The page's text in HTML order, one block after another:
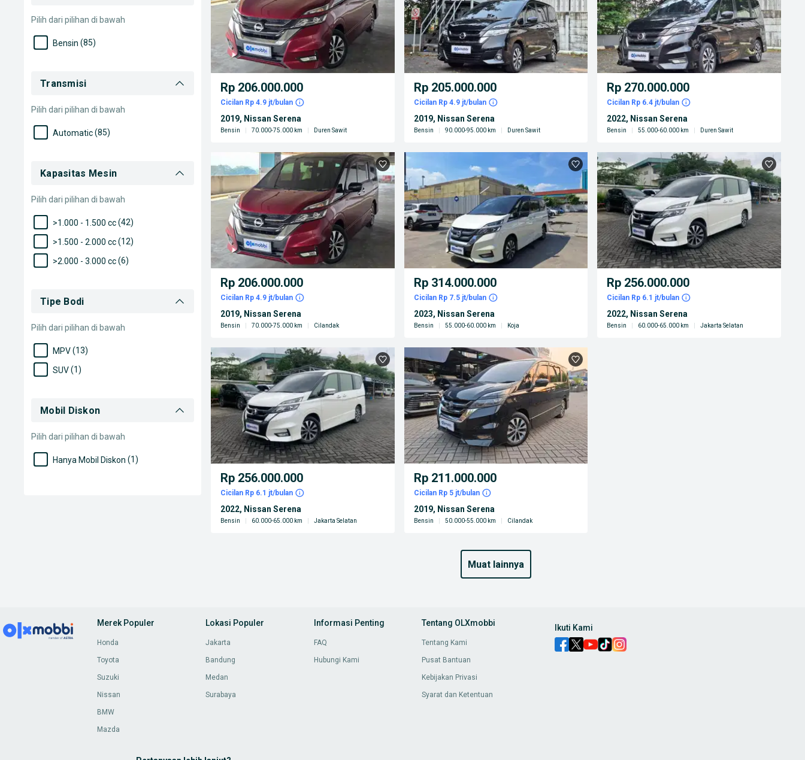
Pilih dari pilihan di bawah
Bensin (85)
Transmisi
Pilih dari pilihan di bawah
Automatic(85)
Kapasitas Mesin
Pilih dari pilihan di bawah
>1.000 - 1.500 cc(42)
>1.500 - 2.000 cc(12)
>2.000 - 3.000 cc(6)
Tipe Bodi
Pilih dari pilihan di bawah
MPV(13)
SUV(1)
Mobil Diskon
Pilih dari pilihan di bawah
Hanya Mobil Diskon (1)
Rp 206.000.000
Cicilan Rp 4.9 jt/bulan
2019, Nissan Serena
Bensin 70.000-75.000 km Duren Sawit
Rp 205.000.000
Cicilan Rp 4.9 jt/bulan
2019, Nissan Serena
Bensin 90.000-95.000 km Duren Sawit
Rp 270.000.000
Cicilan Rp 6.4 jt/bulan
2022, Nissan Serena
Bensin 55.000-60.000 km Duren Sawit
Rp 206.000.000
Cicilan Rp 4.9 jt/bulan
2019, Nissan Serena
Bensin 70.000-75.000 km Cilandak
Rp 314.000.000
Cicilan Rp 7.5 jt/bulan
2023, Nissan Serena
Bensin 55.000-60.000 km Koja
Rp 256.000.000
Cicilan Rp 6.1 jt/bulan
2022, Nissan Serena
Bensin 60.000-65.000 km Jakarta Selatan
Rp 256.000.000
Cicilan Rp 6.1 jt/bulan
2022, Nissan Serena
Bensin 60.000-65.000 km Jakarta Selatan
Rp 211.000.000
Cicilan Rp 5 jt/bulan
2019, Nissan Serena
Bensin 50.000-55.000 km Cilandak
muat lainnya
Merek Populer
Honda
Toyota
Suzuki
Nissan
BMW
Mazda
Lokasi Populer
Jakarta
Bandung
Medan
Surabaya
Informasi Penting
FAQ
Hubungi Kami
Tentang OLXmobbi
Tentang Kami
Pusat Bantuan
Kebijakan Privasi
Syarat dan Ketentuan
Ikuti Kami